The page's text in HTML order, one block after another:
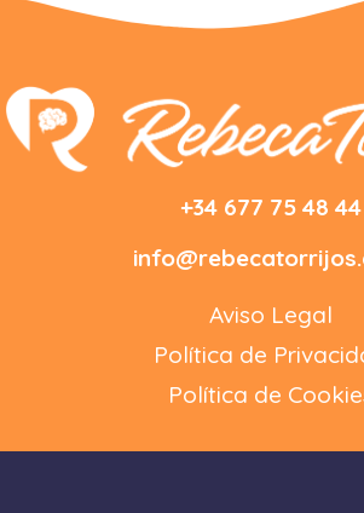
+34 677 75 48 44
Aviso Legal
Política de
Política de